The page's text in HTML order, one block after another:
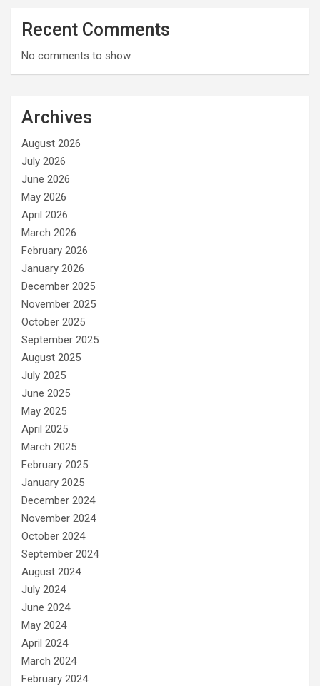
Recent Comments
No comments to show.
Archives
August 2026
July 2026
June 2026
May 2026
April 2026
March 2026
February 2026
January 2026
December 2025
November 2025
October 2025
September 2025
August 2025
July 2025
June 2025
May 2025
April 2025
March 2025
February 2025
January 2025
December 2024
November 2024
October 2024
September 2024
August 2024
July 2024
June 2024
May 2024
April 2024
March 2024
February 2024